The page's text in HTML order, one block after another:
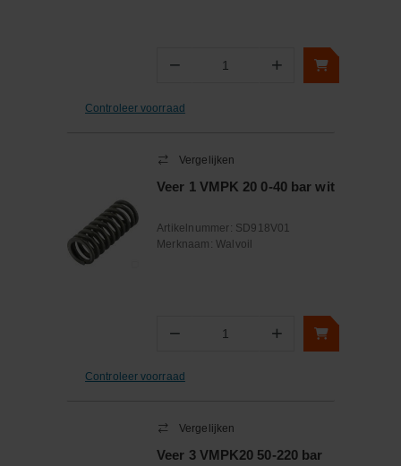
− Aantal +
Controleer voorraad
Vergelijken
Veer 1 VMPK 20 0-40 bar wit
Artikelnummer: SD918V01
Merknaam: Walvoil
− Aantal +
Controleer voorraad
Vergelijken
Veer 3 VMPK20 50-220 bar